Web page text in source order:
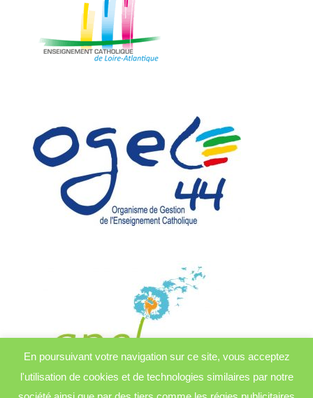
En poursuivant votre navigation sur ce site, vous acceptez
l'utilisation de cookies et de technologies similaires par notre